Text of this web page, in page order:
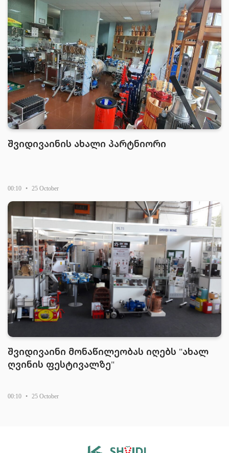
შვიდივაინის ახალი პარტნიორი
00:10 • 25 October
შვიდივაინი მონაწილეობას იღებს "ახალ
ღვინის ფესტივალზე"
00:10 • 25 October